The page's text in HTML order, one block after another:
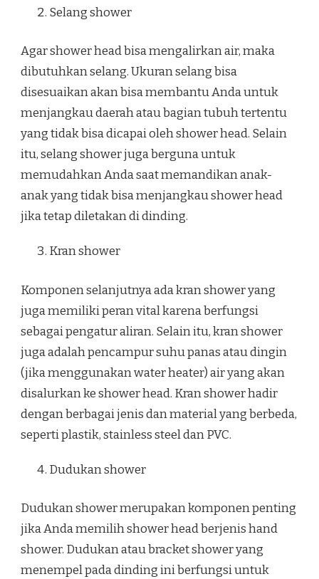
Selang shower
Agar shower head bisa mengalirkan air, maka
dibutuhkan selang. Ukuran selang bisa
disesuaikan akan bisa membantu Anda untuk
menjangkau daerah atau bagian tubuh tertentu
yang tidak bisa dicapai oleh shower head. Selain
itu, selang shower juga berguna untuk
memudahkan Anda saat memandikan anak-
anak yang tidak bisa menjangkau shower head
jika tetap diletakan di dinding.
Kran shower
Komponen selanjutnya ada kran shower yang
juga memiliki peran vital karena berfungsi
sebagai pengatur aliran. Selain itu, kran shower
juga adalah pencampur suhu panas atau dingin
(jika menggunakan water heater) air yang akan
disalurkan ke shower head. Kran shower hadir
dengan berbagai jenis dan material yang berbeda,
seperti plastik, stainless steel dan PVC.
Dudukan shower
Dudukan shower merupakan komponen penting
jika Anda memilih shower head berjenis hand
shower. Dudukan atau bracket shower yang
menempel pada dinding ini berfungsi untuk